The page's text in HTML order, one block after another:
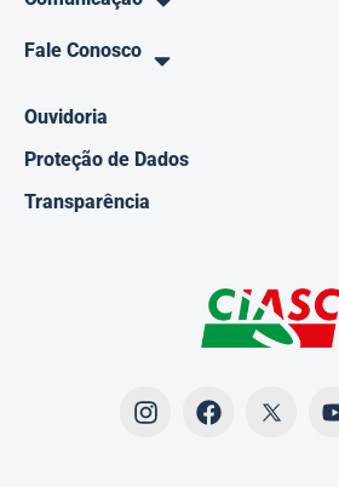
Fale Conosco
Ouvidoria
Proteção de Dados
Transparência